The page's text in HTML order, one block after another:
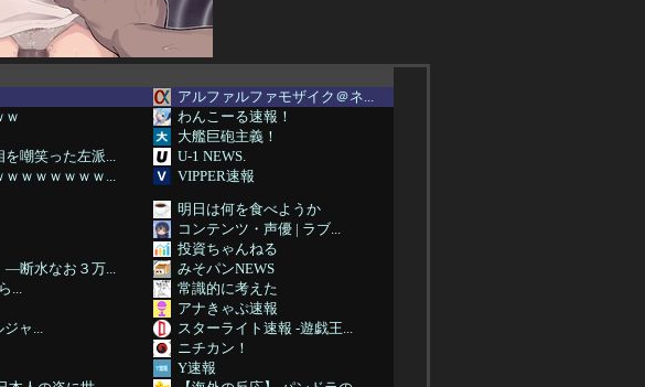
アルファルファモザイク＠ネ...
ｗ
わんこーる速報！
大艦巨砲主義！
嘲笑った左派...
U-1 NEWS.
ｗｗｗｗｗｗ...
VIPPER速報
明日は何を食べようか
コンテンツ・声優 | ラブ...
投資ちゃんねる
―断水なお３万...
みそパンNEWS
...
常識的に考えた
アナきゃぷ速報
ャ...
スターライト速報 -遊戯王...
ニチカン！
Y速報